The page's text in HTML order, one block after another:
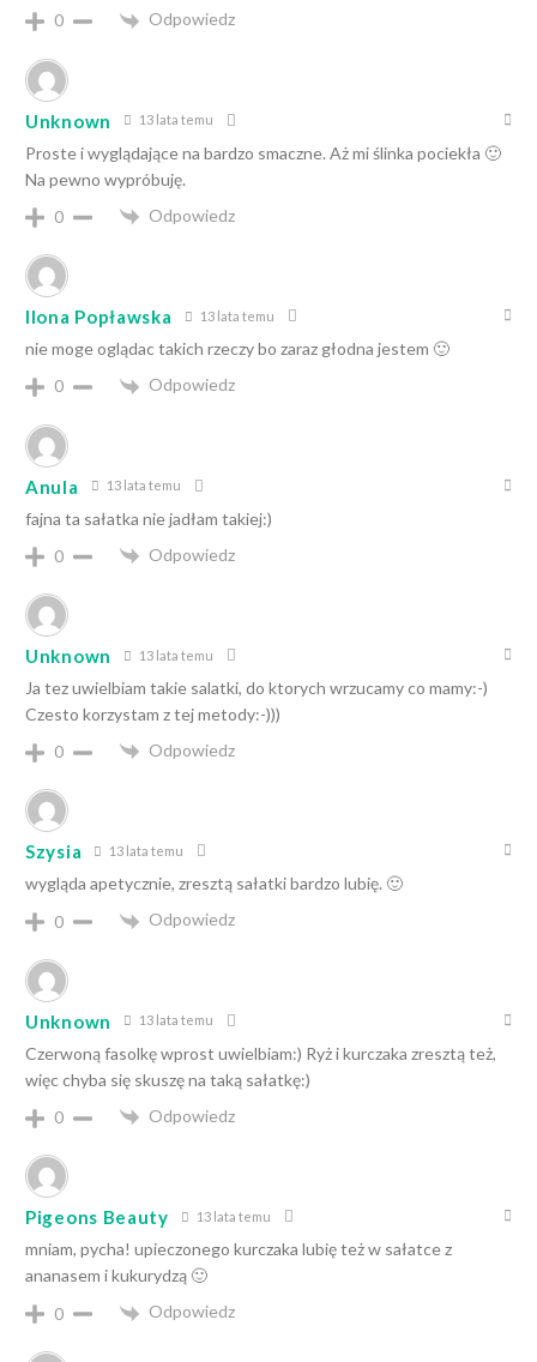
0
Odpowiedz
Unknown 13 lata temu
Proste i wyglądające na bardzo smaczne. Aż mi ślinka pociekła 🙂
Na pewno wypróbuję.
0
Odpowiedz
Ilona Popławska 13 lata temu
nie moge oglądac takich rzeczy bo zaraz głodna jestem 🙂
0
Odpowiedz
Anula 13 lata temu
fajna ta sałatka nie jadłam takiej:)
0
Odpowiedz
Unknown 13 lata temu
Ja tez uwielbiam takie salatki, do ktorych wrzucamy co mamy:-)
Czesto korzystam z tej metody:-)))
0
Odpowiedz
Szysia 13 lata temu
wygląda apetycznie, zresztą sałatki bardzo lubię. 🙂
0
Odpowiedz
Unknown 13 lata temu
Czerwoną fasolkę wprost uwielbiam:) Ryż i kurczaka zresztą też,
więc chyba się skuszę na taką sałatkę:)
0
Odpowiedz
Pigeons Beauty 13 lata temu
mniam, pycha! upieczonego kurczaka lubię też w sałatce z
ananasem i kukurydzą 🙂
0
Odpowiedz